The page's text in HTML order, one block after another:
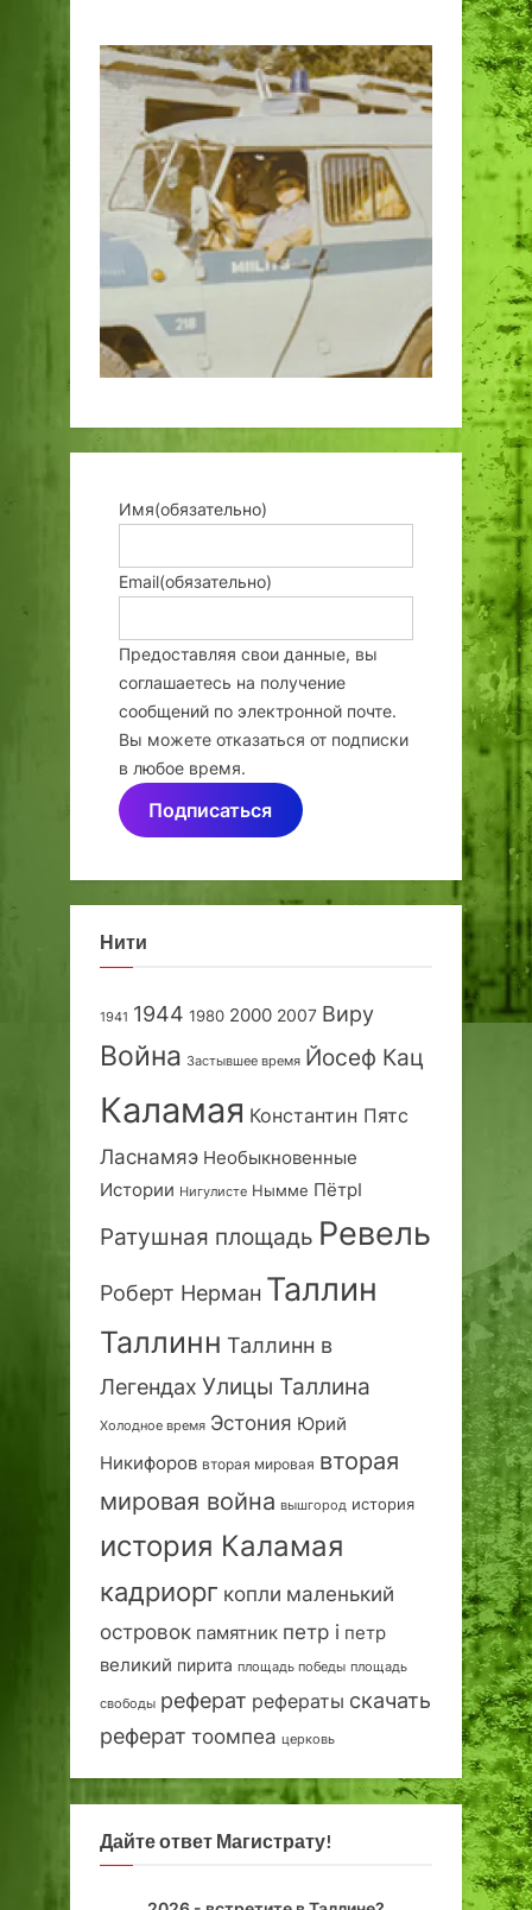
Имя(обязательно)
Email(обязательно)
Предоставляя свои данные, вы
соглашаетесь на получение
сообщений по электронной почте.
Вы можете отказаться от подписки
в любое время.
Подписаться
Нити
1941 1944 1980 2000 2007 Виру
Война Застывшее время Йосеф Кац
Каламая Константин Пятс
Ласнамяэ Необыкновенные
Истории Нигулисте Нымме ПётрI
Ратушная площадь Ревель
Роберт Нерман Таллин
Таллинн Таллинн в
Легендах Улицы Таллина
Холодное время Эстония Юрий
Никифоров вторая мировая вторая
мировая война вышгород история
история Каламая
кадриорг копли маленький
островок памятник петр i петр
великий пирита площадь победы площадь
свободы реферат рефераты скачать
реферат тоомпеа церковь
Дайте ответ Магистрату!